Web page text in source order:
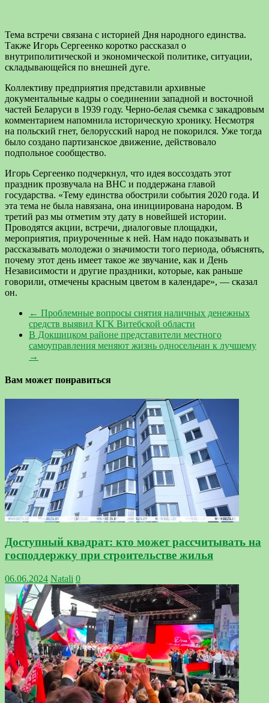
Тема встречи связана с историей Дня народного единства.
Также Игорь Сергеенко коротко рассказал о
внутриполитической и экономической политике, ситуации,
складывающейся по внешней дуге.
Коллективу предприятия представили архивные
документальные кадры о соединении западной и восточной
частей Беларуси в 1939 году. Черно-белая съемка с закадровым
комментарием напомнила историческую хронику. Несмотря
на польский гнет, белорусский народ не покорился. Уже тогда
было создано партизанское движение, действовало
подпольное сообщество.
Игорь Сергеенко подчеркнул, что идея воссоздать этот
праздник прозвучала на ВНС и поддержана главой
государства. «Тему единства обострили события 2020 года. И
эта тема не была навязана, она инициирована народом. В
третий раз мы отметим эту дату в новейшей истории.
Проводятся акции, встречи, диалоговые площадки,
мероприятия, приуроченные к ней. Нам надо показывать и
рассказывать молодежи о значимости того периода, объяснять,
почему этот день имеет такое же звучание, как и День
Независимости и другие праздники, которые, как раньше
говорили, отмечены красным цветом в календаре», — сказал
он.
← Проблемные вопросы снятия наличных денежных
средств выявил КГК Витебской области
В Докшицком районе представители местного
самоуправления меняют жизнь односельчан к лучшему
→
Вам может понравиться
Доступный квадрат: кто может рассчитывать на
господдержку при строительстве жилья
06.06.2024 Natali 0